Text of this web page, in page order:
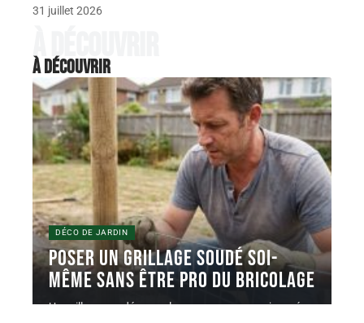
31 juillet 2026
À découvrir
À découvrir
DÉCO DE JARDIN
Poser un grillage soudé soi-
même sans être pro du bricolage
Un grillage soudé en rouleau se pose en une journée